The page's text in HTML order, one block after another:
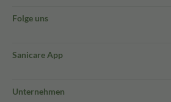
Folge uns
Sanicare App
Unternehmen